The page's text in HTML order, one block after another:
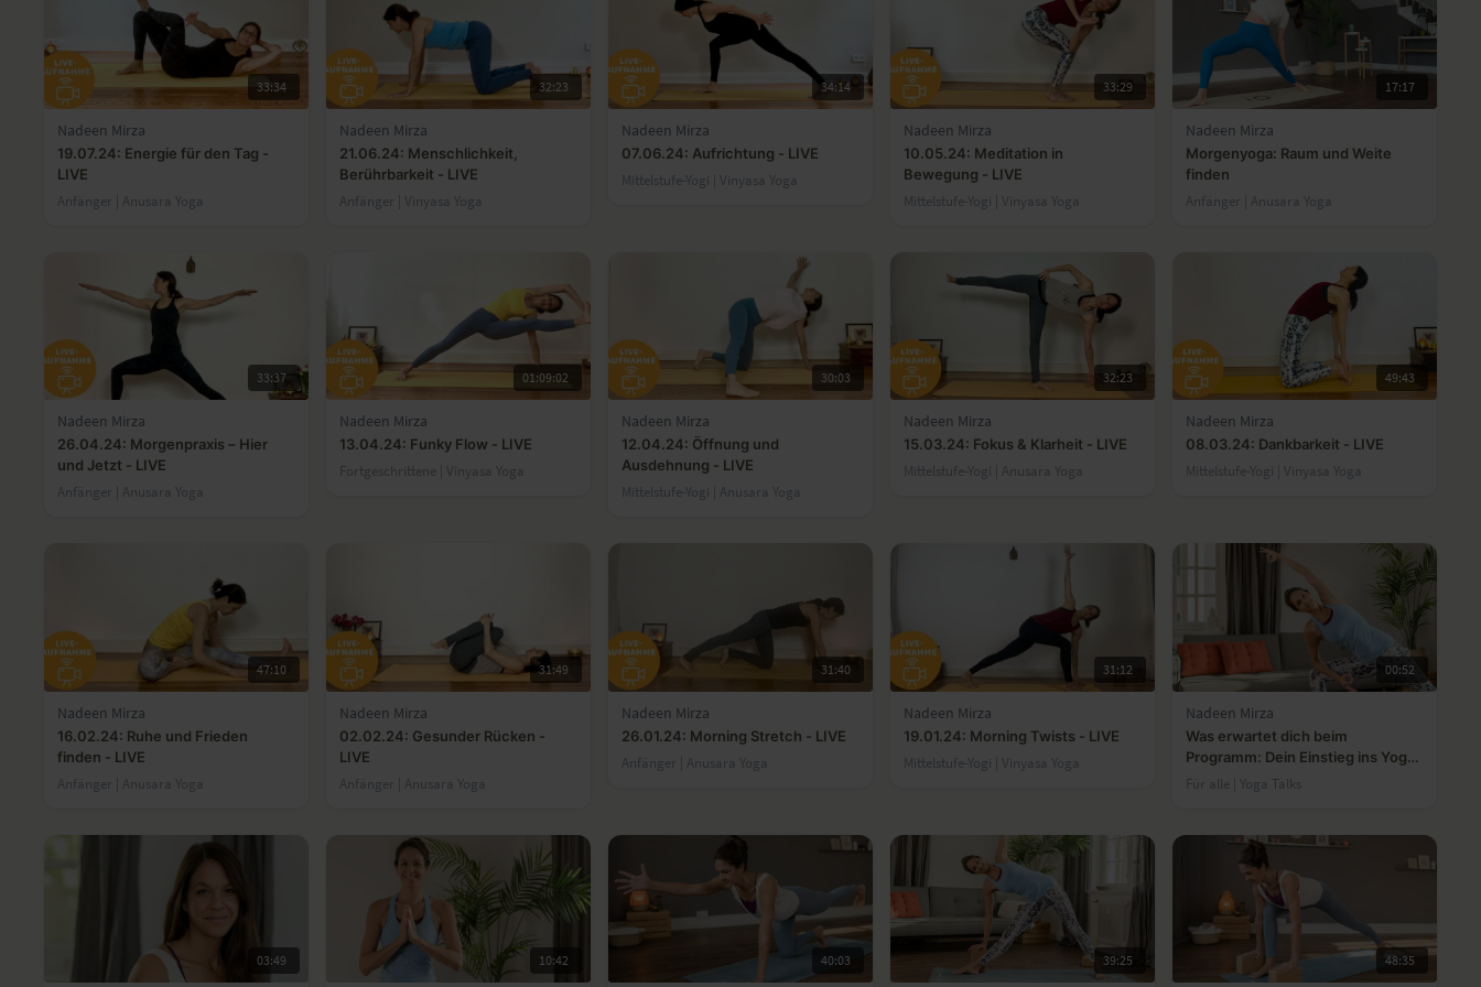
33:34
Nadeen Mirza
19.07.24: Energie für den Tag -
LIVE
Anfänger | Anusara Yoga
32:23
Nadeen Mirza
21.06.24: Menschlichkeit,
Berührbarkeit - LIVE
Anfänger | Vinyasa Yoga
34:14
Nadeen Mirza
07.06.24: Aufrichtung - LIVE
Mittelstufe-Yogi | Vinyasa Yoga
33:29
Nadeen Mirza
10.05.24: Meditation in
Bewegung - LIVE
Mittelstufe-Yogi | Vinyasa Yoga
17:17
Nadeen Mirza
Morgenyoga: Raum und Weite
finden
Anfänger | Anusara Yoga
33:37
Nadeen Mirza
26.04.24: Morgenpraxis – Hier
und Jetzt - LIVE
Anfänger | Anusara Yoga
01:09:02
Nadeen Mirza
13.04.24: Funky Flow - LIVE
Fortgeschrittene | Vinyasa Yoga
30:03
Nadeen Mirza
12.04.24: Öffnung und
Ausdehnung - LIVE
Mittelstufe-Yogi | Anusara Yoga
32:23
Nadeen Mirza
15.03.24: Fokus & Klarheit - LIVE
Mittelstufe-Yogi | Anusara Yoga
49:43
Nadeen Mirza
08.03.24: Dankbarkeit - LIVE
Mittelstufe-Yogi | Vinyasa Yoga
47:10
Nadeen Mirza
16.02.24: Ruhe und Frieden
finden - LIVE
Anfänger | Anusara Yoga
31:49
Nadeen Mirza
02.02.24: Gesunder Rücken -
LIVE
Anfänger | Anusara Yoga
31:40
Nadeen Mirza
26.01.24: Morning Stretch - LIVE
Anfänger | Anusara Yoga
31:12
Nadeen Mirza
19.01.24: Morning Twists - LIVE
Mittelstufe-Yogi | Vinyasa Yoga
00:52
Nadeen Mirza
Was erwartet dich beim
Programm: Dein Einstieg ins Yoga
mit Nadeen Mirza?
Für alle | Yoga Talks
03:49 10:42 40:03 39:25 48:35